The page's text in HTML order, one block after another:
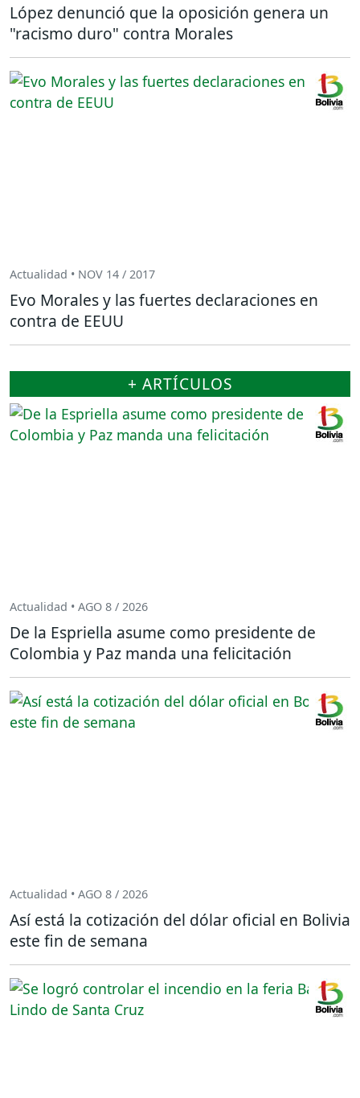
López denunció que la oposición genera un
"racismo duro" contra Morales
Actualidad • NOV 14 / 2017
Evo Morales y las fuertes declaraciones en
contra de EEUU
+ ARTÍCULOS
Actualidad • AGO 8 / 2026
De la Espriella asume como presidente de
Colombia y Paz manda una felicitación
Actualidad • AGO 8 / 2026
Así está la cotización del dólar oficial en Bolivia
este fin de semana